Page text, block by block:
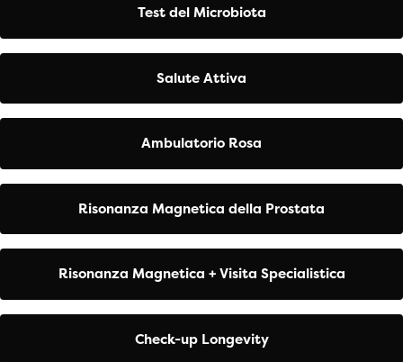
Test del Microbiota
Salute Attiva
Ambulatorio Rosa
Risonanza Magnetica della Prostata
Risonanza Magnetica + Visita Specialistica
Check-up Longevity